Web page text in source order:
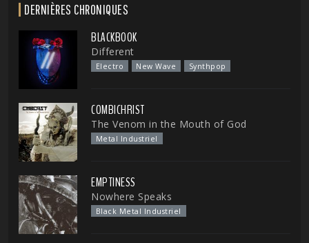
DERNIÈRES CHRONIQUES
BLACKBOOK
Different
Electro New Wave Synthpop
COMBICHRIST
The Venom in the Mouth of God
Metal Industriel
EMPTINESS
Nowhere Speaks
Black Metal Industriel